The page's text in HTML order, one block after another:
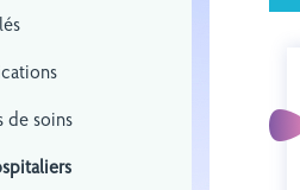
de soins